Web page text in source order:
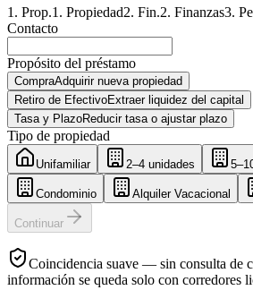
1 . Prop.1 . Propiedad2. Fin.2. Finanzas3.
Contacto
Propósito del préstamo
CompraAdquirir nueva propiedad
Retiro de EfectivoExtraer liquidez del capital
Tasa y PlazoReducir tasa o ajustar plazo
Tipo de propiedad
Unifamiliar 2–4 unidades
Condominio Alquiler Vacacional
Continuar
Coincidencia suave — sin consulta de
información se queda solo con corredores